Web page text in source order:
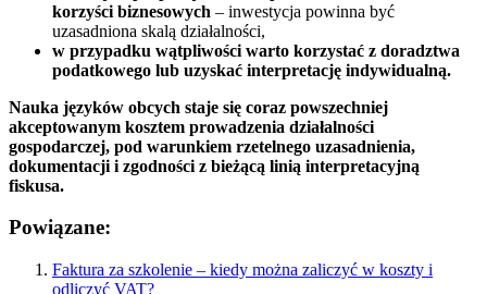
korzyści biznesowych – inwestycja powinna być
uzasadniona skalą działalności,
w przypadku wątpliwości warto korzystać z doradztwa
podatkowego lub uzyskać interpretację indywidualną.
Nauka języków obcych staje się coraz powszechniej
akceptowanym kosztem prowadzenia działalności
gospodarczej, pod warunkiem rzetelnego uzasadnienia,
dokumentacji i zgodności z bieżącą linią interpretacyjną
fiskusa.
Powiązane:
Faktura za szkolenie – kiedy można zaliczyć w koszty i
odliczyć VAT?